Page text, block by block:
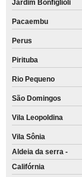
Jardim Bonfiglioli
Pacaembu
Perus
Pirituba
Rio Pequeno
São Domingos
Vila Leopoldina
Vila Sônia
Aldeia da serra -
Califórnia